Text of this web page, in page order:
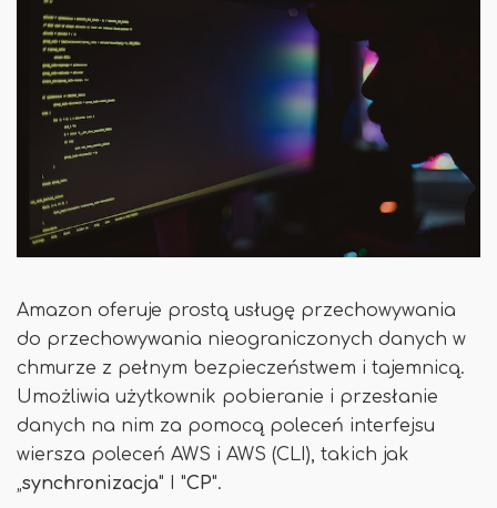
Amazon oferuje prostą usługę przechowywania
do przechowywania nieograniczonych danych w
chmurze z pełnym bezpieczeństwem i tajemnicą.
Umożliwia użytkownik pobieranie i przesłanie
danych na nim za pomocą poleceń interfejsu
wiersza poleceń AWS i AWS (CLI), takich jak
„synchronizacja" I "CP".